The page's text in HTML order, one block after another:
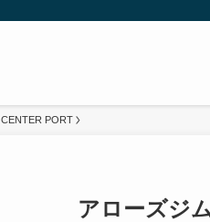
CENTER PORT
アローズジ